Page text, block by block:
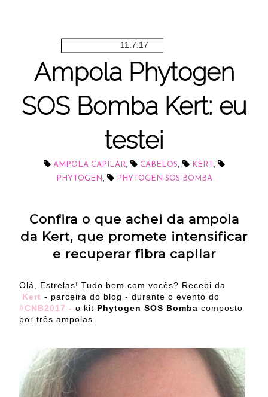
11.7.17
Ampola Phytogen
SOS Bomba Kert: eu
testei
AMPOLA CAPILAR CABELOS KERT
PHYTOGEN PHYTOGEN SOS BOMBA
Confira o que achei da ampola
da Kert, que promete intensificar
e recuperar fibra capilar
Olá, Estrelas! Tudo bem com vocês? Recebi da
Kert - parceira do blog - durante o evento do
#CNB2017 - o kit Phytogen SOS Bomba composto
por três ampolas.